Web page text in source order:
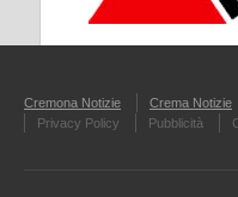
Cremona Notizie Crema Notizie
Privacy Policy
Pubblicità